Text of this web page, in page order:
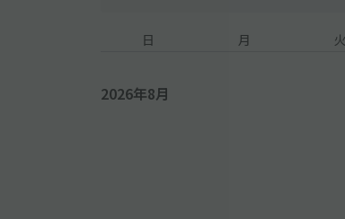
日 月 火
2026年8月